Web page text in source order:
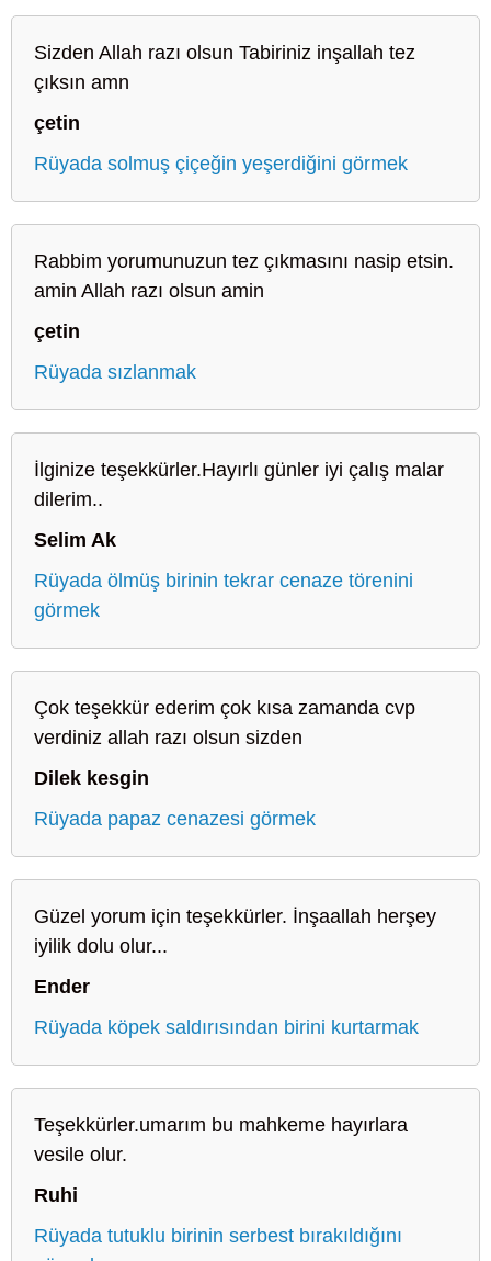
Sizden Allah razı olsun Tabiriniz inşallah tez
çıksın amn
çetin
Rüyada solmuş çiçeğin yeşerdiğini görmek
Rabbim yorumunuzun tez çıkmasını nasip etsin.
amin Allah razı olsun amin
çetin
Rüyada sızlanmak
İlginize teşekkürler.Hayırlı günler iyi çalış malar
dilerim..
Selim Ak
Rüyada ölmüş birinin tekrar cenaze törenini
görmek
Çok teşekkür ederim çok kısa zamanda cvp
verdiniz allah razı olsun sizden
Dilek kesgin
Rüyada papaz cenazesi görmek
Güzel yorum için teşekkürler. İnşaallah herşey
iyilik dolu olur...
Ender
Rüyada köpek saldırısından birini kurtarmak
Teşekkürler.umarım bu mahkeme hayırlara
vesile olur.
Ruhi
Rüyada tutuklu birinin serbest bırakıldığını